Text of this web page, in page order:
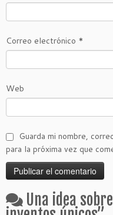
Correo electrónico *
Web
Guarda mi nombre,
para la próxima vez que
Una idea